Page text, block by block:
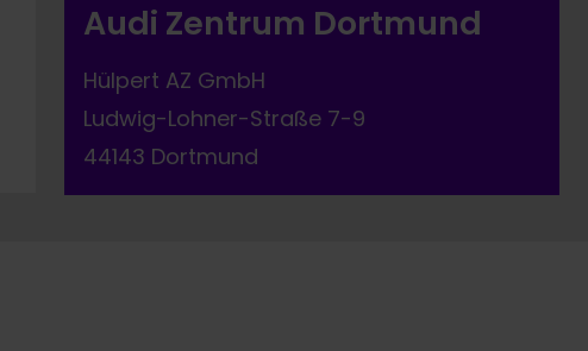
Audi Zentrum Dortmund
Hülpert AZ GmbH
Ludwig-Lohner-Straße 7-9
44143 Dortmund